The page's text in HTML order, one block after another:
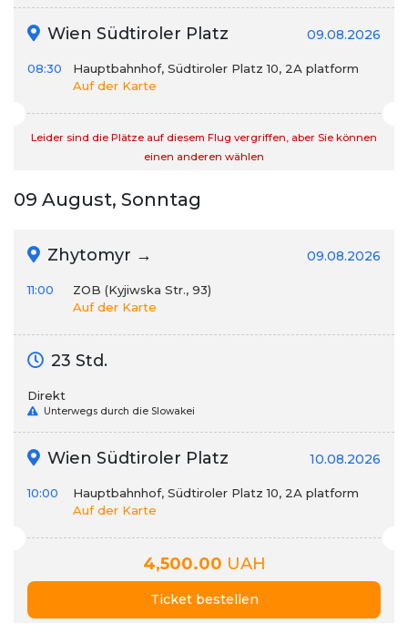
Wien Südtiroler Platz 09.08.2026
08:30
Hauptbahnhof, Südtiroler Platz 10, 2А platform
Auf der Karte
Leider sind die Plätze auf diesem Flug vergriffen, aber Sie können
einen anderen wählen
09 August, Sonntag
Zhytomyr → 09.08.2026
11:00
ZOB (Kyjiwska Str., 93)
Auf der Karte
23 Std.
Direkt
Unterwegs durch die Slowakei
Wien Südtiroler Platz 10.08.2026
10:00
Hauptbahnhof, Südtiroler Platz 10, 2А platform
Auf der Karte
4,500.00 UAH
Ticket bestellen